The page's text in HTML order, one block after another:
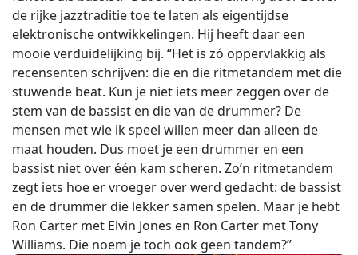
de rijke jazztraditie toe te laten als eigentijdse
elektronische ontwikkelingen. Hij heeft daar een
mooie verduidelijking bij. “Het is zó oppervlakkig als
recensenten schrijven: die en die ritmetandem met die
stuwende beat. Kun je niet iets meer zeggen over de
stem van de bassist en die van de drummer? De
mensen met wie ik speel willen meer dan alleen de
maat houden. Dus moet je een drummer en een
bassist niet over één kam scheren. Zo’n ritmetandem
zegt iets hoe er vroeger over werd gedacht: de bassist
en de drummer die lekker samen spelen. Maar je hebt
Ron Carter met Elvin Jones en Ron Carter met Tony
Williams. Die noem je toch ook geen tandem?”